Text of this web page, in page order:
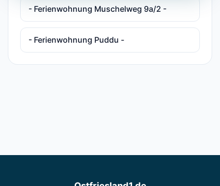
- Ferienwohnung Muschelweg 9a/2 -
- Ferienwohnung Puddu -